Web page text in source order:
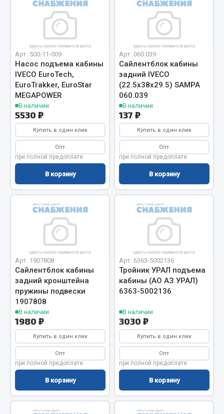
МЕТИЗЫ
Гайки
Кольца стопорные
Пресс-масленки
Пробки
Пружины
Хомуты
Показать ещё
Весь раздел
Соединительные элементы
Адаптеры и переходники
Тройники
Трубки, муфты, гайки
Угольники
Фитинги
Штуцеры
Весь раздел
Инструмент
Автомобильный инструмент
Измерительный инструмент
Крепежный инструмент
Арт. 500-11-009
Насос подъема кабины
IVECO EuroTech,
EuroTrakker, EuroStar
MEGAPOWER
В наличии
5530 ₽
Купить в один клик
Опт
при полной предоплате
В корзину
Арт. 060.039
Сайлентблок кабины
задний IVECO
(22.5x38x29.5) SAMPA
060.039
В наличии
137 ₽
Купить в один клик
Опт
при полной предоплате
В корзину
Арт. 1907808
Сайлентблок кабины
задний кронштейна
пружины подвески
1907808
В наличии
1980 ₽
Купить в один клик
Опт
при полной предоплате
В корзину
Арт. 6363-5002136
Тройник УРАЛ подъема
кабины (АО АЗ УРАЛ)
6363-5002136
В наличии
3030 ₽
Купить в один клик
Опт
при полной предоплате
В корзину